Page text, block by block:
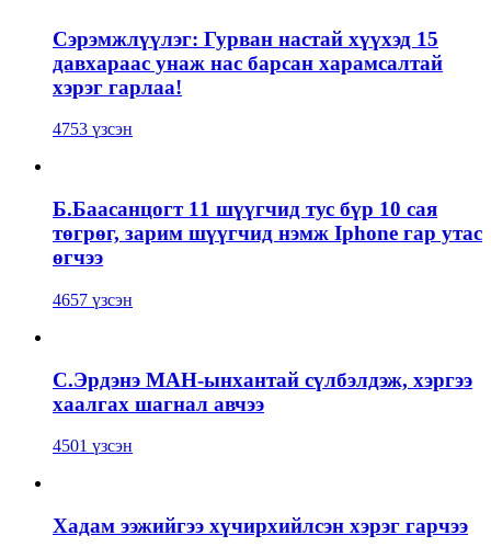
Сэрэмжлүүлэг: Гурван настай хүүхэд 15
давхараас унаж нас барсан харамсалтай
хэрэг гарлаа!
4753 үзсэн
Б.Баасанцогт 11 шүүгчид тус бүр 10 сая
төгрөг, зарим шүүгчид нэмж Iphone гар утас
өгчээ
4657 үзсэн
С.Эрдэнэ МАН-ынхантай сүлбэлдэж, хэргээ
хаалгах шагнал авчээ
4501 үзсэн
Хадам ээжийгээ хүчирхийлсэн хэрэг гарчээ